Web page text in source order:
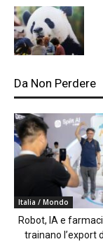
Da Non Perdere
Italia / Mondo
Robot, IA e
trainano l’export